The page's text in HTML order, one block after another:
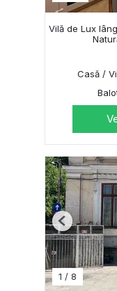
Vilă de Lux
Casă /
1 / 8
Previous